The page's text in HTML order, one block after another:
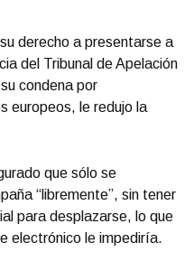
derecho a presentarse a
del Tribunal de Apelación
condena por
europeos, le redujo la
que sólo se
“libremente”, sin tener
para desplazarse, lo que
electrónico le impediría.